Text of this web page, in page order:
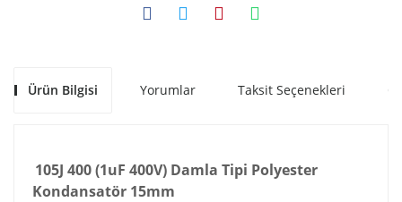
Ürün Bilgisi Yorumlar Taksit Seçenekleri
105J 400 (1uF 400V) Damla Tipi Polyester
Kondansatör 15mm